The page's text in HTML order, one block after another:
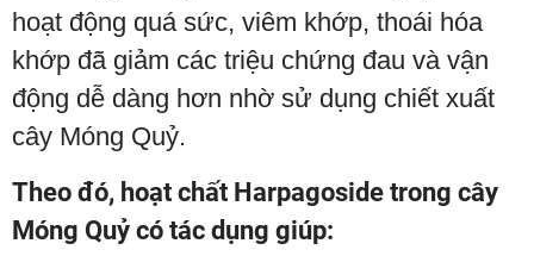
hoạt động quá sức, viêm khớp, thoái hóa
khớp đã giảm các triệu chứng đau và vận
động dễ dàng hơn nhờ sử dụng chiết xuất
cây Móng Quỷ.
Theo đó, hoạt chất Harpagoside trong cây
Móng Quỷ có tác dụng giúp: